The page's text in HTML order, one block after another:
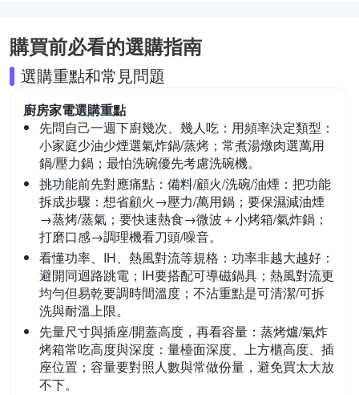
購買前必看的選購指南
選購重點和常見問題
廚房家電選購重點
先問自己一週下廚幾次、幾人吃： 用頻率決定類型：
小家庭少油少煙選氣炸鍋/蒸烤；常煮湯燉肉選萬用
鍋/壓力鍋；最怕洗碗優先考慮洗碗機。
挑功能前先對應痛點：備料/顧火/洗碗/油煙： 把功能
拆成步驟：想省顧火→壓力/萬用鍋；要保濕減油煙
→蒸烤/蒸氣；要快速熱食→微波＋小烤箱/氣炸鍋；
打磨口感→調理機看刀頭/噪音。
看懂功率、IH、熱風對流等規格： 功率非越大越好：
避開同迴路跳電；IH要搭配可導磁鍋具；熱風對流更
均勻但易乾要調時間溫度；不沾重點是可清潔/可拆
洗與耐溫上限。
先量尺寸與插座/開蓋高度，再看容量： 蒸烤爐/氣炸
烤箱常吃高度與深度：量檯面深度、上方櫃高度、插
座位置；容量要對照人數與常做份量，避免買太大放
不下。